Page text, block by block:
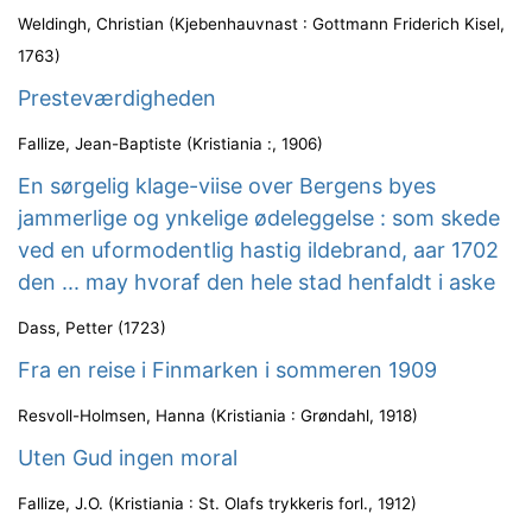
Weldingh, Christian (Kjebenhauvnast : Gottmann Friderich Kisel,
1763)
Presteværdigheden
Fallize, Jean-Baptiste (Kristiania :, 1906)
En sørgelig klage-viise over Bergens byes
jammerlige og ynkelige ødeleggelse : som skede
ved en uformodentlig hastig ildebrand, aar 1702
den ... may hvoraf den hele stad henfaldt i aske
Dass, Petter (1723)
Fra en reise i Finmarken i sommeren 1909
Resvoll-Holmsen, Hanna (Kristiania : Grøndahl, 1918)
Uten Gud ingen moral
Fallize, J.O. (Kristiania : St. Olafs trykkeris forl., 1912)